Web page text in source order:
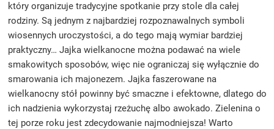
który organizuje tradycyjne spotkanie przy stole dla całej
rodziny. Są jednym z najbardziej rozpoznawalnych symboli
wiosennych uroczystości, a do tego mają wymiar bardziej
praktyczny… Jajka wielkanocne można podawać na wiele
smakowitych sposobów, więc nie ograniczaj się wyłącznie do
smarowania ich majonezem. Jajka faszerowane na
wielkanocny stół powinny być smaczne i efektowne, dlatego do
ich nadzienia wykorzystaj rzeżuchę albo awokado. Zielenina o
tej porze roku jest zdecydowanie najmodniejsza! Warto